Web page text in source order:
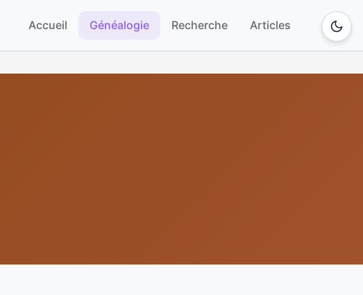
Accueil Généalogie Recherche Articles